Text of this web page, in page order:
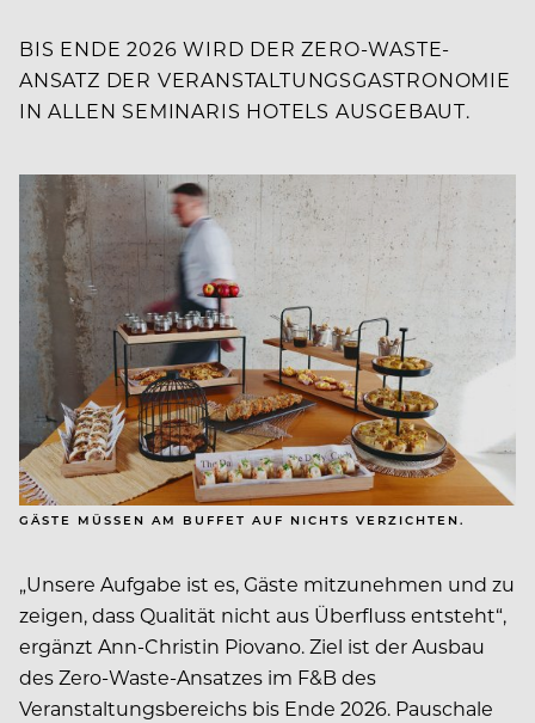
BIS ENDE 2026 WIRD DER ZERO-WASTE-
ANSATZ DER VERANSTALTUNGSGASTRONOMIE
IN ALLEN SEMINARIS HOTELS AUSGEBAUT.
GÄSTE MÜSSEN AM BUFFET AUF NICHTS VERZICHTEN.
„Unsere Aufgabe ist es, Gäste mitzunehmen und zu
zeigen, dass Qualität nicht aus Überfluss entsteht“,
ergänzt Ann-Christin Piovano. Ziel ist der Ausbau
des Zero-Waste-Ansatzes im F&B des
Veranstaltungsbereichs bis Ende 2026. Pauschale